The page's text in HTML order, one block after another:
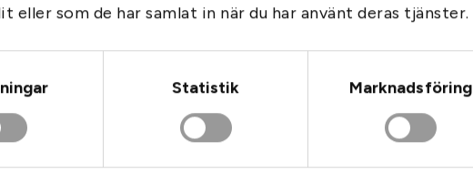
som de har samlat in när du har använt deras tjänster.
Statistik Marknadsföring